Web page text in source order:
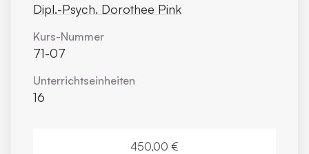
Dipl.-Psych. Dorothee Pink
Kurs-Nummer
71-07
Unterrichts­einheiten
16
450,00 €